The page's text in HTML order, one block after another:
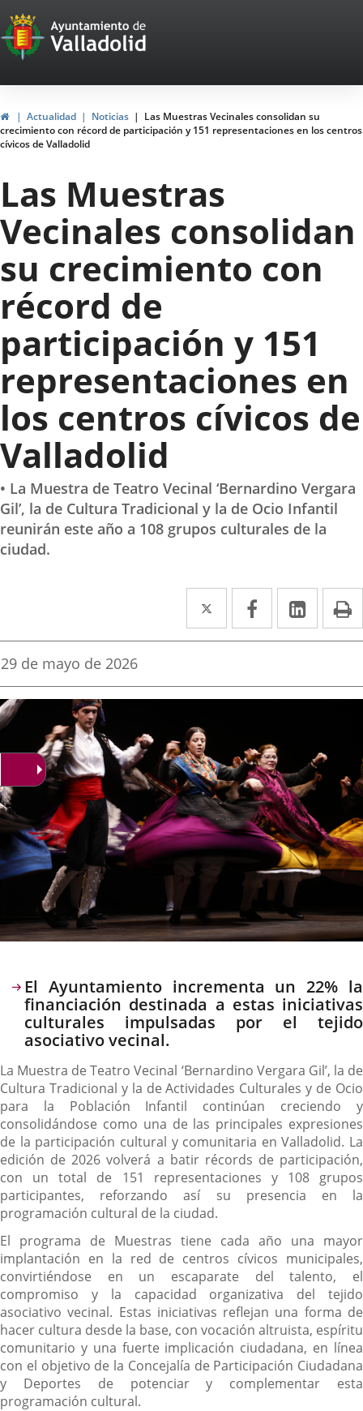
Portal
Web
del
Ayuntamiento
de
Valladolid
InicioActualidad Noticias
Las Muestras Vecinales consolidan su
crecimiento con récord de participación y 151 representaciones en los centros
cívicos de Valladolid
Las Muestras
Vecinales consolidan
su crecimiento con
récord de
participación y 151
representaciones en
los centros cívicos de
Valladolid
• La Muestra de Teatro Vecinal ‘Bernardino Vergara
Gil’, la de Cultura Tradicional y la de Ocio Infantil
reunirán este año a 108 grupos culturales de la
ciudad.
Twitter
Enlace
a
aplicación
Facebook
Enlace
a
aplicación
Enlace
a
Fecha
la
noticia
29 de mayo de 2026
Descripción
El Ayuntamiento incrementa un 22% la
financiación destinada a estas iniciativas
culturales impulsadas por el tejido
asociativo vecinal.
La Muestra de Teatro Vecinal ‘Bernardino Vergara Gil’, la de
Cultura Tradicional y la de Actividades Culturales y de Ocio
para la Población Infantil continúan creciendo y
consolidándose como una de las principales expresiones
de la participación cultural y comunitaria en Valladolid. La
edición de 2026 volverá a batir récords de participación,
con un total de 151 representaciones y 108 grupos
participantes, reforzando así su presencia en la
programación cultural de la ciudad.
El programa de Muestras tiene cada año una mayor
implantación en la red de centros cívicos municipales,
convirtiéndose en un escaparate del talento, el
compromiso y la capacidad organizativa del tejido
asociativo vecinal. Estas iniciativas reflejan una forma de
hacer cultura desde la base, con vocación altruista, espíritu
comunitario y una fuerte implicación ciudadana, en línea
con el objetivo de la Concejalía de Participación Ciudadana
y Deportes de potenciar y complementar esta
programación cultural.